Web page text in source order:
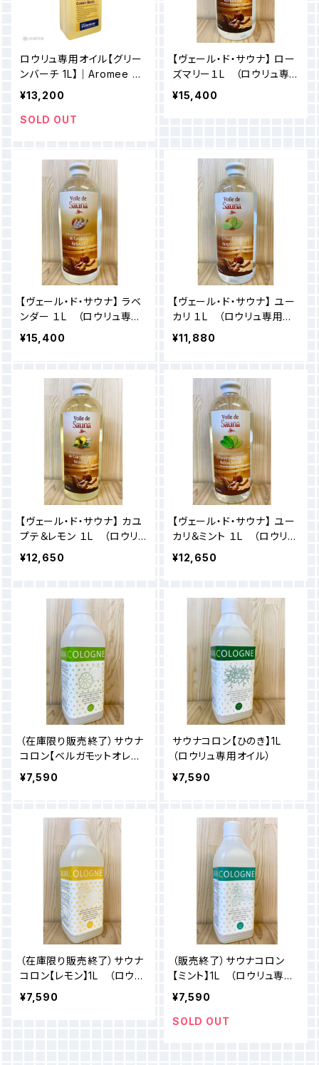
ロウリュ専用オイル【グリー
ンバーチ 1L】｜Aromee Sa
una intense
¥13,200
SOLD OUT
【ヴェール・ド・サウナ】 ロー
ズマリー１L （ロウリュ専
用フレグランス ）
¥15,400
【ヴェール・ド・サウナ】 ラベ
ンダー １L （ロウリュ専用
フレグランス ）
¥15,400
【ヴェール・ド・サウナ】 ユー
カリ １L （ロウリュ専用フ
レグランス）
¥11,880
【ヴェール・ド・サウナ】 カユ
プテ＆レモン １L （ロウリ
ュ専用フレグランス）
¥12,650
【ヴェール・ド・サウナ】 ユー
カリ＆ミント １L （ロウリュ
専用フレグランス）
¥12,650
（在庫限り販売終了）サウナ
コロン【ベルガモットオレン
ジ】１L （ロウリュ専用オイ
ル）
¥7,590
サウナコロン【ひのき】1L
（ロウリュ専用オイル）
¥7,590
（在庫限り販売終了）サウナ
コロン【レモン】1L （ロウリ
ュ専用オイル）
¥7,590
（販売終了）サウナコロン
【ミント】1L （ロウリュ専用
オイル）
¥7,590
SOLD OUT